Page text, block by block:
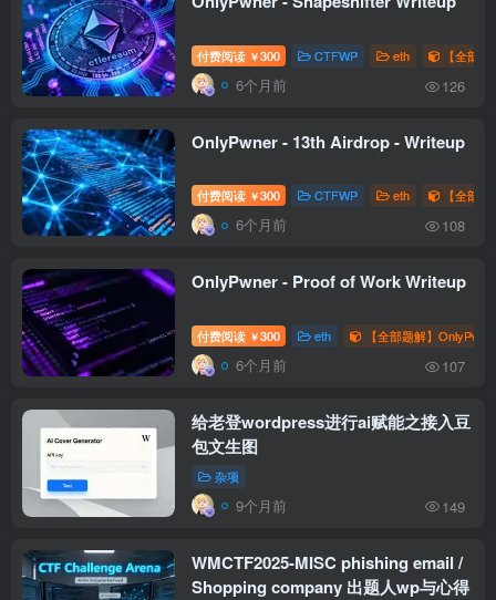
付费阅读 ￥300 CTFWP eth 【全部
6个月前 126
OnlyPwner - 13th Airdrop - Writeup
付费阅读 ￥300 CTFWP eth 【全部
6个月前 108
OnlyPwner - Proof of Work Writeup
付费阅读 ￥300 eth 【全部题解】
6个月前 107
给老登wordpress进行ai赋能之接入豆
包文生图
杂项
9个月前 149
WMCTF2025-MISC phishing email /
Shopping company 出题人wp与心得